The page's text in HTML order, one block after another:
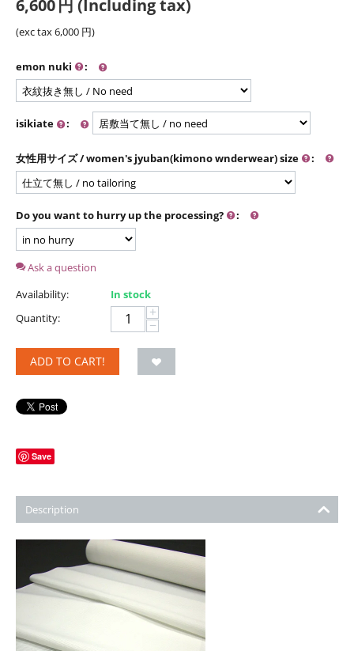
6,600円 (Including tax)
(exc tax6,000 円)
emon nuki :
isikiate :
女性用サイズ / women's jyuban(kimono wnderwear) size :
Do you want to hurry up the processing? :
Ask a question
Availability:
In stock
Quantity:
+
−
ADD TO CART!
Save
Description